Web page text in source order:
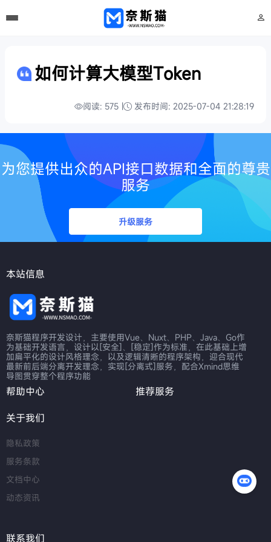
如何计算大模型Token
阅读: 575 | 发布时间: 2025-07-04 21:28:19
为您提供出众的API接口数据和全面的尊贵
服务
升级服务
本站信息
奈斯猫程序开发设计，主要使用Vue、Nuxt、PHP、Java、Go作
为基础开发语言，设计以[安全]、[稳定]作为标准，在此基础上增
加扁平化的设计风格理念，以及逻辑清晰的程序架构，迎合现代
最新前后端分离开发理念，实现[分离式]服务，配合Xmind思维
导图贯穿整个程序功能
帮助中心
推荐服务
关于我们
隐私政策
服务条款
文档中心
动态资讯
联系我们